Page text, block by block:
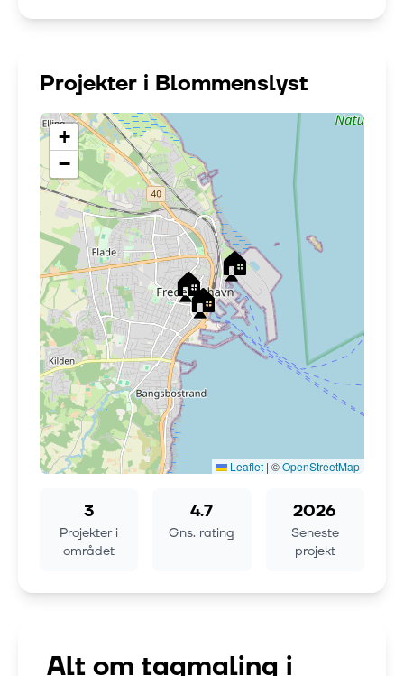
Projekter i Blommenslyst
🏠
🏠 🏠
+
−
Leaflet | ©OpenStreetMap
3
Projekter i
området
4.7
Gns. rating
2026
Seneste
projekt
Alt om tagmaling i